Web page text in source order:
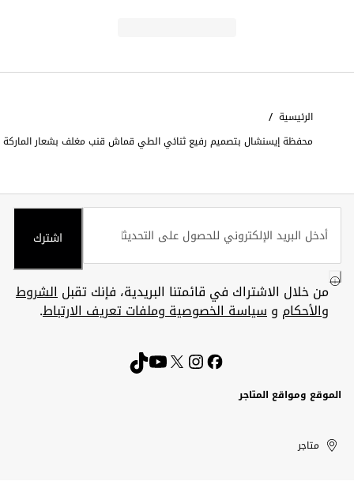
الرئيسية /
محفظة إيسنشال بتصميم رفيع ثنائي الطي قماش قنب مغلف بشعار الماركة
اشترك
من خلال الاشتراك في قائمتنا البريدية، فإنك تقبلالشروط
والأحكام وسياسة الخصوصية وملفات تعريف الارتباط.
الموقع ومواقع المتاجر
United
Arab
Kuwait
الإمارات
العربية
الكويت
متاجر